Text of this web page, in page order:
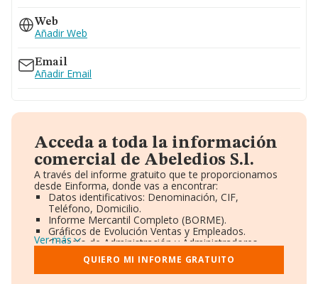
Web
Añadir Web
Email
Añadir Email
Acceda a toda la información
comercial de Abeledios S.l.
A través del informe gratuito que te proporcionamos
desde Einforma, donde vas a encontrar:
Datos identificativos: Denominación, CIF,
Teléfono, Domicilio.
Informe Mercantil Completo (BORME).
Gráficos de Evolución Ventas y Empleados.
Consejo de Administración y Administradores.
Directivos y Ejecutivos.
Accionistas.
Participaciones y Vinculaciones en otras empresas.
Ver más
QUIERO MI INFORME GRATUITO